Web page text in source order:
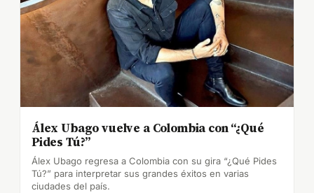
Álex Ubago vuelve a Colombia con “¿Qué
Pides Tú?”
Álex Ubago regresa a Colombia con su gira “¿Qué Pides
Tú?” para interpretar sus grandes éxitos en varias
ciudades del país.